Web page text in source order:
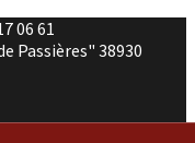
06 61
Passières" 38930